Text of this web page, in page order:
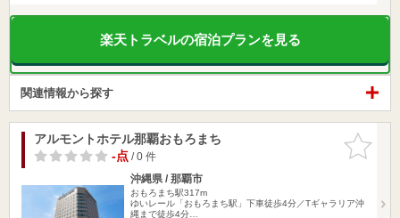
楽天トラベルの宿泊プランを見る
関連情報から探す
お気に入
りに追加
アルモントホテル那覇おもろまち
-点/ 0 件
沖縄県 / 那覇市
おもろまち駅317m
ゆいレール「おもろまち駅」下車徒歩4分／Tギャラリア沖
縄まで徒歩4分…